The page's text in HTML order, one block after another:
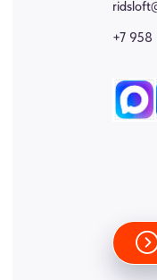
Москва, Санкт-Петербург,
Дону, Уфа, Волгоград, Пермь,
Набережные Челны, Липецк
Усть - Каменногорск, Сочи.